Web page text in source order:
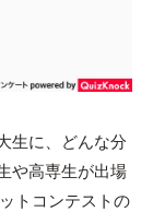
生に、どんな分
や高専生が出場
トコンテストの